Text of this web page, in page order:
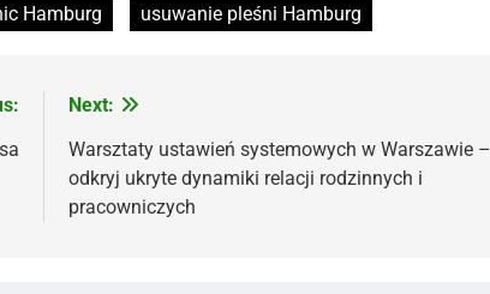
Hamburg usuwanie pleśni Hamburg
Next:
Warsztaty ustawień systemowych w Warszawie –
odkryj ukryte dynamiki relacji rodzinnych i
pracowniczych